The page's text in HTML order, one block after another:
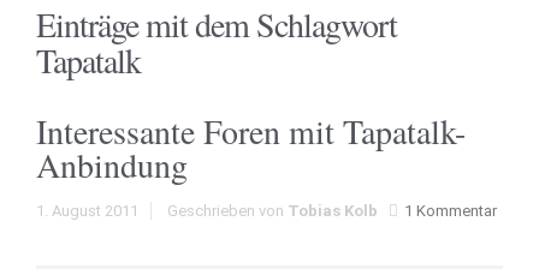
Einträge mit dem Schlagwort
Tapatalk
Interessante Foren mit Tapatalk-
Anbindung
1. August 2011 1 Kommentar
Geschrieben von Tobias Kolb